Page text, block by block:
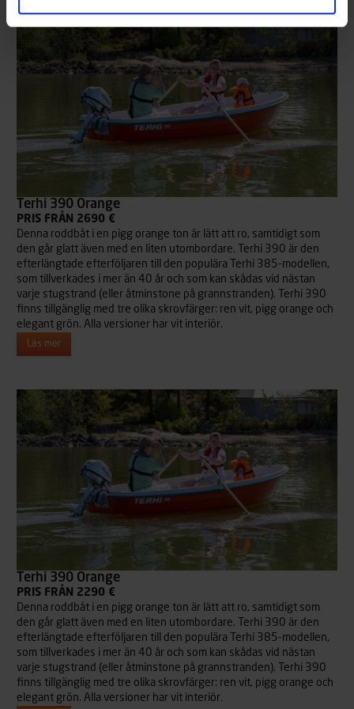
Terhi 390 Orange
PRIS FRÅN 2690 €
Denna roddbåt i en pigg orange ton är lätt att ro, samtidigt som
den går glatt även med en liten utombordare. Terhi 390 är den
efterlängtade efterföljaren till den populära Terhi 385-modellen,
som tillverkades i mer än 40 år och som kan skådas vid nästan
varje stugstrand (eller åtminstone på grannstranden). Terhi 390
finns tillgänglig med tre olika skrovfärger: ren vit, pigg orange och
elegant grön. Alla versioner har vit interiör.
Läs mer
Terhi 390 Orange
PRIS FRÅN 2290 €
Denna roddbåt i en pigg orange ton är lätt att ro, samtidigt som
den går glatt även med en liten utombordare. Terhi 390 är den
efterlängtade efterföljaren till den populära Terhi 385-modellen,
som tillverkades i mer än 40 år och som kan skådas vid nästan
varje stugstrand (eller åtminstone på grannstranden). Terhi 390
finns tillgänglig med tre olika skrovfärger: ren vit, pigg orange och
elegant grön. Alla versioner har vit interiör.